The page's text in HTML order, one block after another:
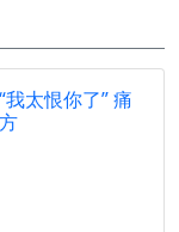
太恨你了” 痛